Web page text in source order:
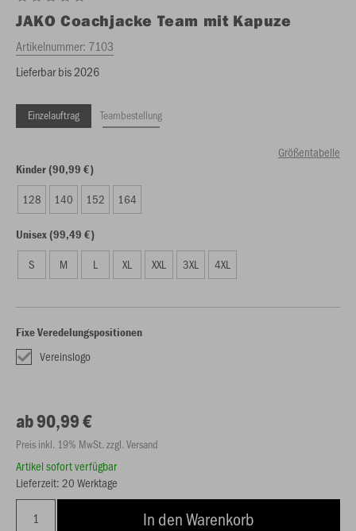
JAKO Coachjacke Team mit Kapuze
Artikelnummer: 7103
Lieferbar bis 2026
Einzelauftrag Teambestellung
Größentabelle
Kinder (90,99 €)
128 140 152 164
Unisex (99,49 €)
S M L XL XXL 3XL 4XL
Fixe Veredelungspositionen
Vereinslogo
ab 90,99 €
Preis inkl. 19% MwSt. zzgl. Versand
Artikel sofort verfügbar
Lieferzeit: 20 Werktage
In den Warenkorb